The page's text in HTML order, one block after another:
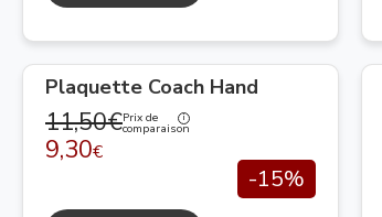
Plaquette Coach Hand
11,50€Prix de
comparaison
9,30€
-15%